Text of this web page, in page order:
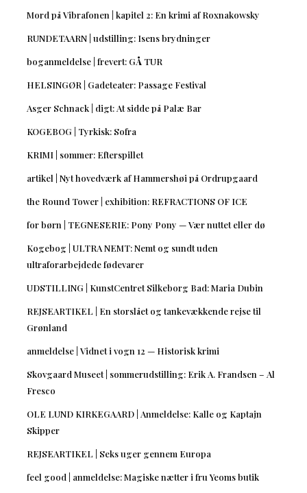
Mord på Vibrafonen | kapitel 2: En krimi af Roxnakowsky
RUNDETAARN | udstilling: Isens brydninger
boganmeldelse | frevert: GÅ TUR
HELSINGØR | Gadeteater: Passage Festival
Asger Schnack | digt: At sidde på Palæ Bar
KOGEBOG | Tyrkisk: Sofra
KRIMI | sommer: Efterspillet
artikel | Nyt hovedværk af Hammershøi på Ordrupgaard
the Round Tower | exhibition: REFRACTIONS OF ICE
for børn | TEGNESERIE: Pony Pony — Vær nuttet eller dø
Kogebog | ULTRA NEMT: Nemt og sundt uden
ultraforarbejdede fødevarer
UDSTILLING | KunstCentret Silkeborg Bad: Maria Dubin
REJSEARTIKEL | En storslået og tankevækkende rejse til
Grønland
anmeldelse | Vidnet i vogn 12 — Historisk krimi
Skovgaard Museet | sommerudstilling: Erik A. Frandsen – Al
Fresco
OLE LUND KIRKEGAARD | Anmeldelse: Kalle og Kaptajn
Skipper
REJSEARTIKEL | Seks uger gennem Europa
feel good | anmeldelse: Magiske nætter i fru Yeoms butik